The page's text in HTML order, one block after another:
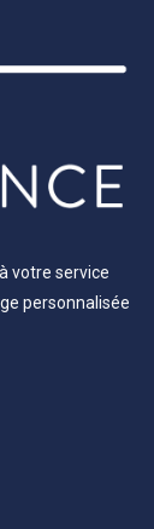
votre service
personnalisée